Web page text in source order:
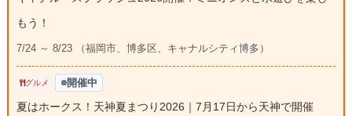
もう！
7/24 ～ 8/23 （福岡市、博多区、キャナルシティ博多）
グルメ 開催中
夏はホークス！天神夏まつり2026｜7月17日から天神で開催